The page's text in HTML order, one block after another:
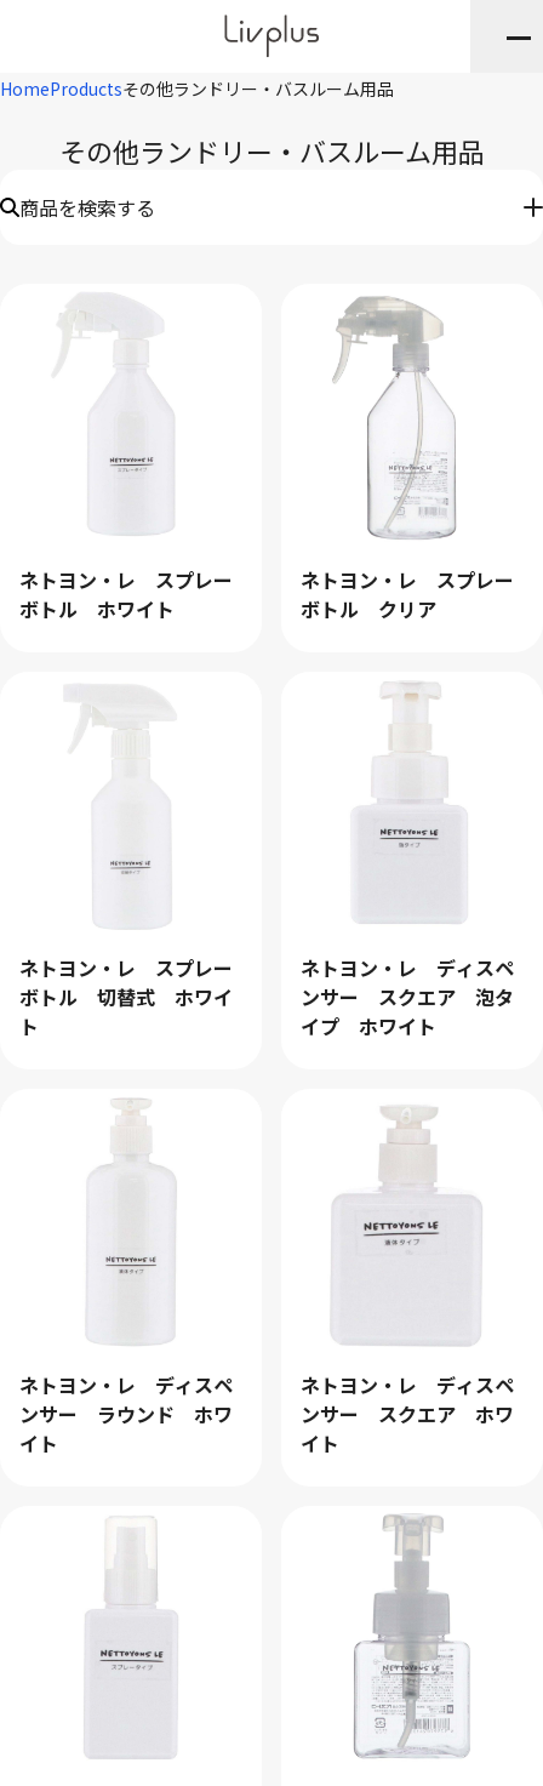
HomeProductsその他ランドリー・バスルーム用品
その他ランドリー・バスルーム用品
商品を検索する
※JANや品番・商品名など
クリア 検索
ネトヨン・レ スプレー
ボトル ホワイト
ネトヨン・レ スプレー
ボトル クリア
ネトヨン・レ スプレー
ボトル 切替式 ホワイ
ト
ネトヨン・レ ディスペ
ンサー スクエア 泡タ
イプ ホワイト
ネトヨン・レ ディスペ
ンサー ラウンド ホワ
イト
ネトヨン・レ ディスペ
ンサー スクエア ホワ
イト